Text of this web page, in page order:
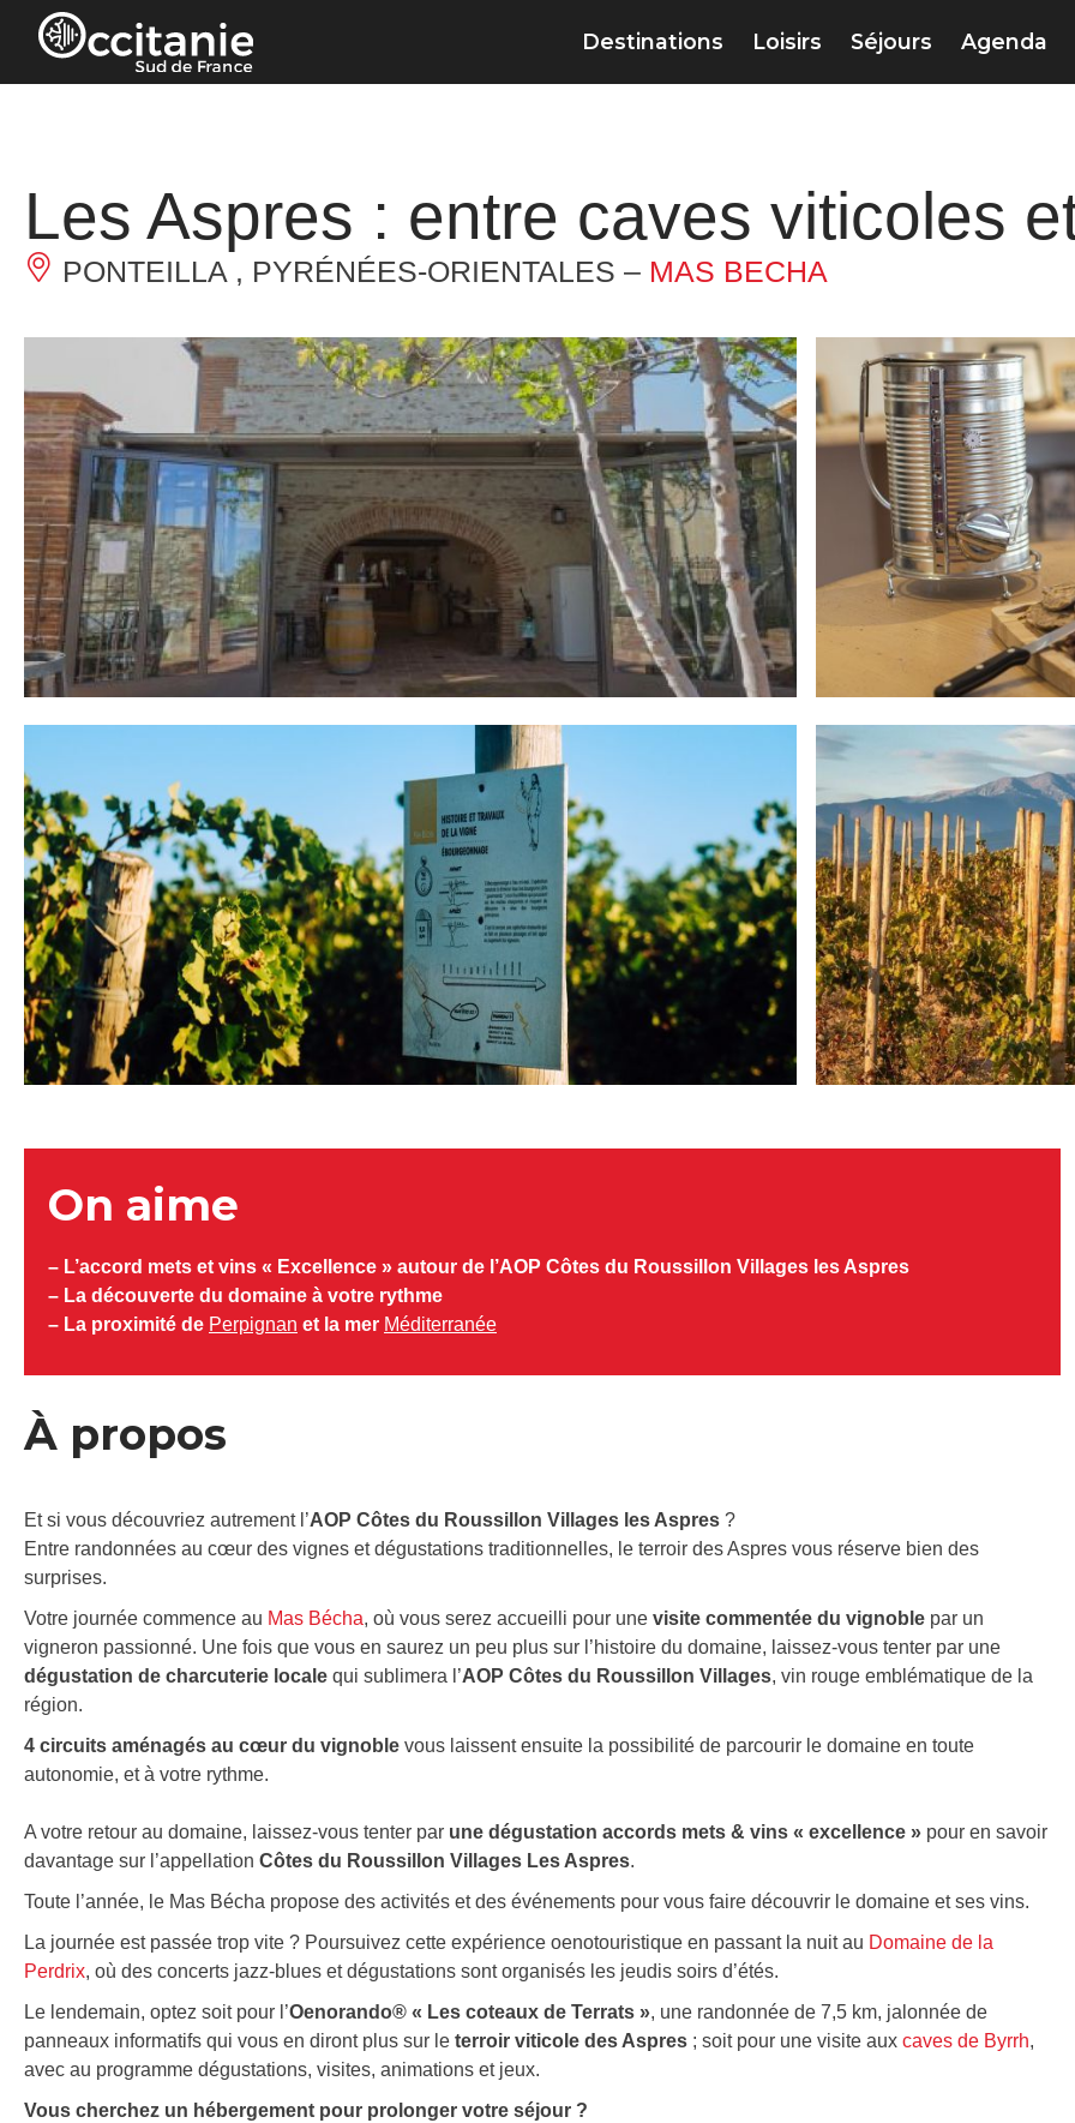
Panneau de gestion des cookies
Destinations Loisirs Séjours Agenda
Les Aspres : entre caves viticoles
PONTEILLA , PYRÉNÉES-ORIENTALES – MAS BECHA
On aime
– L’accord mets et vins « Excellence » autour de l’AOP Côtes du Roussillon Villages les Aspres
– La découverte du domaine à votre rythme
– La proximité de Perpignan et la mer Méditerranée
À propos
Et si vous découvriez autrement l’AOP Côtes du Roussillon Villages les Aspres ?
Entre randonnées au cœur des vignes et dégustations traditionnelles, le terroir des Aspres vous réserve bien des
surprises.
Votre journée commence au Mas Bécha, où vous serez accueilli pour une visite commentée du vignoble par un
vigneron passionné. Une fois que vous en saurez un peu plus sur l’histoire du domaine, laissez-vous tenter par une
dégustation de charcuterie locale qui sublimera l’AOP Côtes du Roussillon Villages, vin rouge emblématique de la
région.
4 circuits aménagés au cœur du vignoble vous laissent ensuite la possibilité de parcourir le domaine en toute
autonomie, et à votre rythme.
A votre retour au domaine, laissez-vous tenter par une dégustation accords mets & vins « excellence » pour en savoir
davantage sur l’appellation Côtes du Roussillon Villages Les Aspres.
Toute l’année, le Mas Bécha propose des activités et des événements pour vous faire découvrir le domaine et ses vins.
La journée est passée trop vite ? Poursuivez cette expérience oenotouristique en passant la nuit au Domaine de la
Perdrix, où des concerts jazz-blues et dégustations sont organisés les jeudis soirs d’étés.
Le lendemain, optez soit pour l’Oenorando® « Les coteaux de Terrats », une randonnée de 7,5 km, jalonnée de
panneaux informatifs qui vous en diront plus sur le terroir viticole des Aspres ; soit pour une visite aux caves de Byrrh,
avec au programme dégustations, visites, animations et jeux.
Vous cherchez un hébergement pour prolonger votre séjour ?